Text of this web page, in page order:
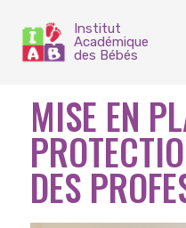
Institut
Académique
des Bébés
MISE EN
DES